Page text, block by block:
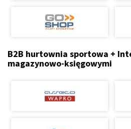
B2B hurtownia sportowa +
magazynowo-księgowymi